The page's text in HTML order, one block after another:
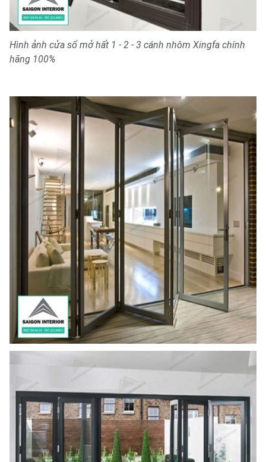
Hình ảnh cửa sổ mở hất 1 - 2 - 3 cánh nhôm Xingfa chính
hãng 100%